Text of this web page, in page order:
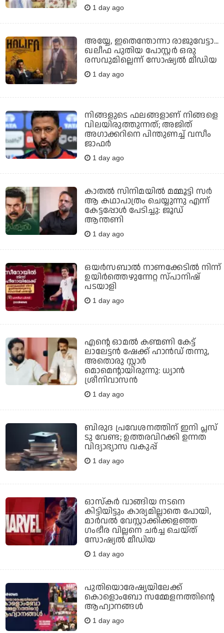
1 day ago
അയ്യേ, ഇതെന്തോന്നാ രാജുവേട്ടാ...
ഖലീഫ പുതിയ പോസ്റ്റര്‍ ഒരു
രസവുമില്ലെന്ന് സോഷ്യല്‍ മീഡിയ
1 day ago
നിങ്ങളുടെ ഫലങ്ങളാണ് നിങ്ങളെ
വിലയിരുത്തുന്നത്; അജിത്
അഗാക്കറിനെ പിന്തുണച്ച് വസീം
ജാഫര്‍
1 day ago
കാതൽ സിനിമയിൽ മമ്മൂട്ടി സർ
ആ കഥാപാത്രം ചെയ്യുന്നു എന്ന്
കേട്ടപ്പോൾ പേടിച്ചു: ജൂഡ്
ആന്തണി
1 day ago
ഒയര്‍സബാൽ നാണക്കേടിൽ നിന്ന്
ഉയിർത്തെഴുന്നേറ്റ സ്പാനിഷ്
പടയാളി
1 day ago
എന്റെ ഓമൽ കണ്മണി കേട്ട്
ലാലേട്ടൻ ഷേക്ക് ഹാൻഡ് തന്നു,
അതൊരു സ്റ്റാർ
മൊമെന്റായിരുന്നു: ധ്യാൻ
ശ്രീനിവാസൻ
1 day ago
ബിരുദ പ്രവേശനത്തിന് ഇനി പ്ലസ്
ടു വേണ്ട; ഉത്തരവിറക്കി ഉന്നത
വിദ്യാഭ്യാസ വകുപ്പ്
1 day ago
ഓസ്‌കര്‍ വാങ്ങിയ നടനെ
കിട്ടിയിട്ടും കാര്യമില്ലാതെ പോയി,
മാര്‍വല്‍ വേസ്റ്റാക്കിക്കളഞ്ഞ
ഗംഭീര വില്ലനെ ചര്‍ച്ച ചെയ്ത്
സോഷ്യല്‍ മീഡിയ
1 day ago
പുതിയൊരേഷ്യയിലേക്ക്
കൊളൊംബോ സമ്മേളനത്തിന്റെ
ആഹ്വാനങ്ങള്‍
1 day ago